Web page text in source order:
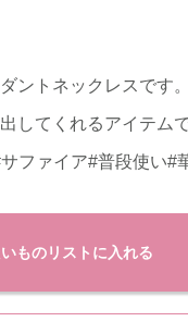
ントネックレスです
してくれるアイテ
ファイア#普段使い#
ものリストに入れる